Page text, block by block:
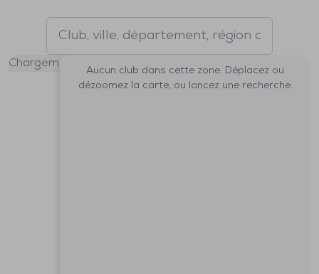
Chargement de la carte…
Aucun club dans cette zone. Déplacez ou
dézoomez la carte, ou lancez une recherche.